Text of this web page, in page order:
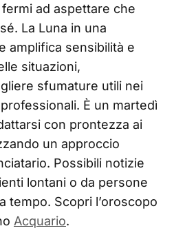
ad aspettare che
La Luna in una
amplifica sensibilità e
situazioni,
sfumature utili nei
È un martedì
con prontezza ai
un approccio
Possibili notizie
lontani o da persone
tempo. Scopri l’oroscopo
Acquario.